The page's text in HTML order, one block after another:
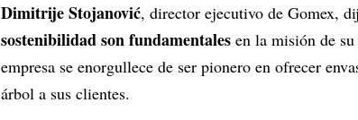
Dimitrije Stojanović, director ejecutivo de Gomex,
sostenibilidad son fundamentales en la misión de
empresa se enorgullece de ser pionero en ofrecer
árbol a sus clientes.